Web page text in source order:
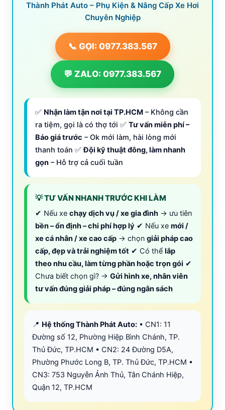
Thành Phát Auto – Phụ Kiện & Nâng Cấp Xe Hơi
Chuyên Nghiệp
📞 GỌI: 0977.383.567
💬 ZALO: 0977.383.567
✅ Nhận làm tận nơi tại TP.HCM – Không cần
ra tiệm, gọi là có thợ tới ✅ Tư vấn miễn phí –
Báo giá trước – Ok mới làm, hài lòng mới
thanh toán ✅Đội kỹ thuật đông, làm nhanh
gọn – Hỗ trợ cả cuối tuần
💡 TƯ VẤN NHANH TRƯỚC KHI LÀM
✔ Nếu xe chạy dịch vụ / xe gia đình → ưu tiên
bền – ổn định – chi phí hợp lý ✔ Nếu xe mới /
xe cá nhân / xe cao cấp → chọn giải pháp cao
cấp, đẹp và trải nghiệm tốt ✔ Có thể lắp
theo nhu cầu, làm từng phần hoặc trọn gói ✔
Chưa biết chọn gì? → Gửi hình xe, nhân viên
tư vấn đúng giải pháp – đúng ngân sách
📍 Hệ thống Thành Phát Auto: • CN1: 11
Đường số 12, Phường Hiệp Bình Chánh, TP.
Thủ Đức, TP.HCM • CN2: 24 Đường D5A,
Phường Phước Long B, TP. Thủ Đức, TP.HCM •
CN3: 753 Nguyễn Ảnh Thủ, Tân Chánh Hiệp,
Quận 12, TP.HCM